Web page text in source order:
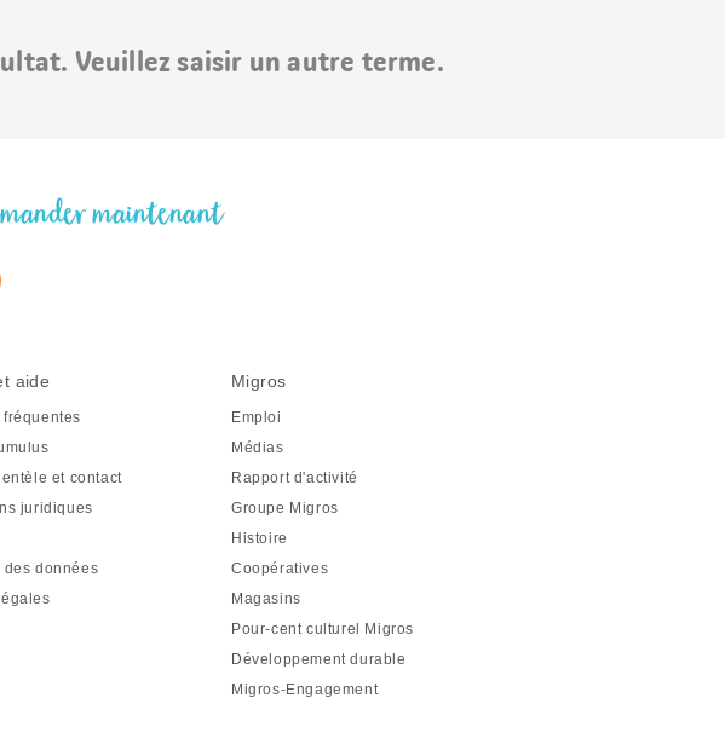
Veuillez saisir un autre terme.
maintenant
aide
et contact
juridiques
des données
Migros
Emploi
Médias
Rapport d'activité
Groupe Migros
Histoire
Coopératives
Magasins
Pour-cent culturel Migros
Développement durable
Migros-Engagement